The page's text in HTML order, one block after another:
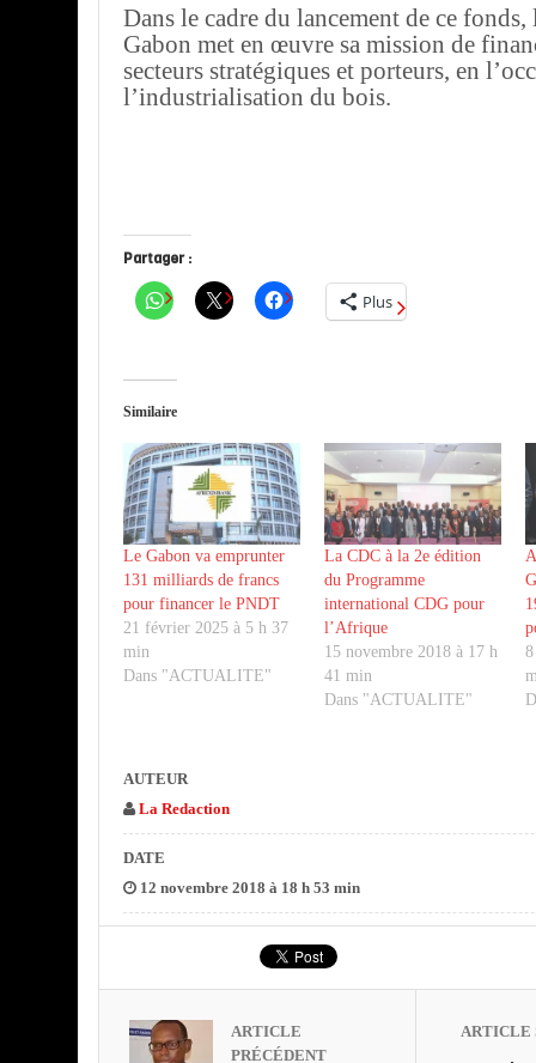
Dans le cadre du lancement de ce
Gabon met en œuvre sa mission de
secteurs stratégiques et porteurs, en
l’industrialisation du bois.
Partager :
Plus
Similaire
Le Gabon va emprunter
131 milliards de francs
pour financer le PNDT
21 février 2025 à 5 h 37
min
Dans "ACTUALITE"
La CDC à la 2e édition
du Programme
international CDG pour
l’Afrique
15 novembre 2018 à 17 h
41 min
Dans "ACTUALITE"
AUTEUR
La Redaction
DATE
12 novembre 2018 à 18 h 53 min
ARTICLE
PRÉCÉDENT
ARTICLE